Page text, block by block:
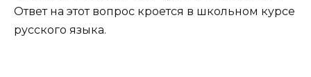
Ответ на этот вопрос кроется в школьном курсе
русского языка.